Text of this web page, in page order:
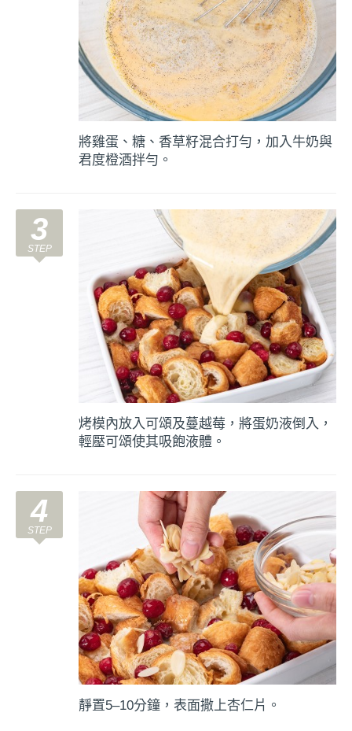
將雞蛋、糖、香草籽混合打勻，加入牛奶與
君度橙酒拌勻。
3
烤模內放入可頌及蔓越莓，將蛋奶液倒入，
輕壓可頌使其吸飽液體。
4
靜置5–10分鐘，表面撒上杏仁片。